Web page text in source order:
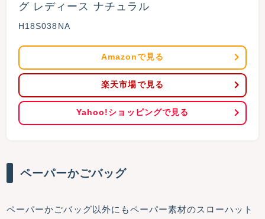
グ レディース ナチュラル
H18S038NA
Amazonで見る
楽天市場で見る
Yahoo!ショッピングで見る
ペーパーかごバッグ
ペーパーかごバッグ以外にもペーパー素材のスローハット